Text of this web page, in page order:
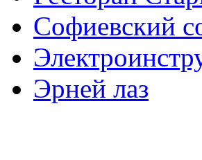
Софиевский
Эрней лаз